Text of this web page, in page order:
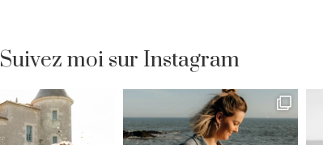
Suivez moi sur Instagram